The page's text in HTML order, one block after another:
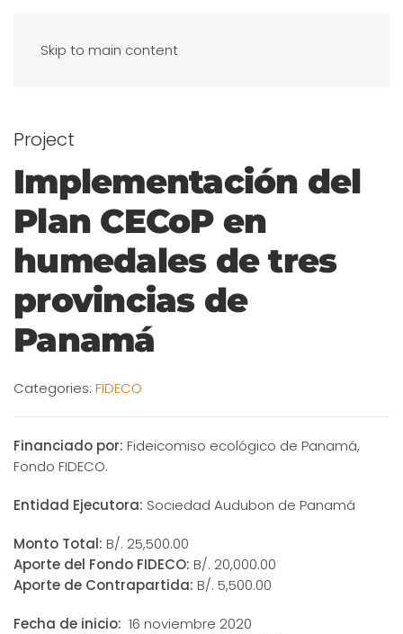
Skip to main content
Project
Implementación del
Plan CECoP en
humedales de tres
provincias de
Panamá
Categories: FIDECO
Financiado por: Fideicomiso ecológico de Panamá,
Fondo FIDECO.
Entidad Ejecutora: Sociedad Audubon de Panamá
Monto Total: B/. 25,500.00
Aporte del Fondo FIDECO: B/. 20,000.00
Aporte de Contrapartida: B/. 5,500.00
Fecha de inicio: 16 noviembre 2020